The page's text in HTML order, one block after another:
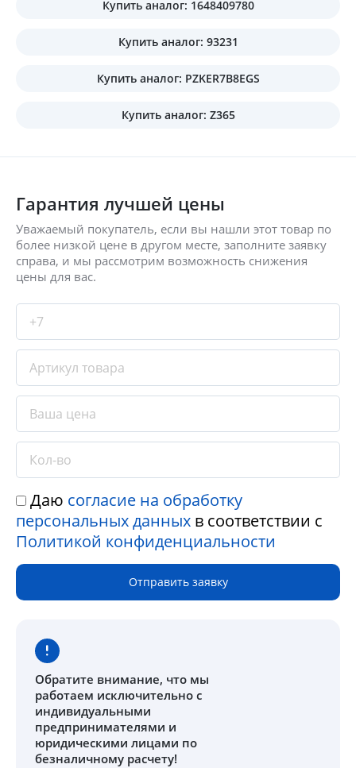
Купить аналог: 1648409780
Купить аналог: 93231
Купить аналог: PZKER7B8EGS
Купить аналог: Z365
Гарантия лучшей цены
Уважаемый покупатель, если вы нашли этот товар по
более низкой цене в другом месте, заполните заявку
справа, и мы рассмотрим возможность снижения
цены для вас.
Даю согласие на обработку
персональных данных в соответствии с
Политикой конфиденциальности
Отправить заявку
Обратите внимание, что мы
работаем исключительно с
индивидуальными
предпринимателями и
юридическими лицами по
безналичному расчету!